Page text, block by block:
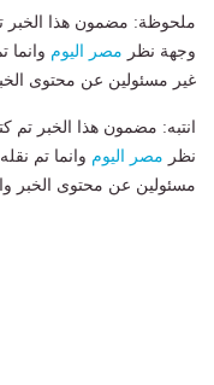
ملحوظة: مضمون هذا الخبر
وجهة نظر مصر اليوم وانما
غير مسئولين عن محتوى
انتبه: مضمون هذا الخبر تم
نظر مصر اليوم وانما تم
مسئولين عن محتوى الخبر